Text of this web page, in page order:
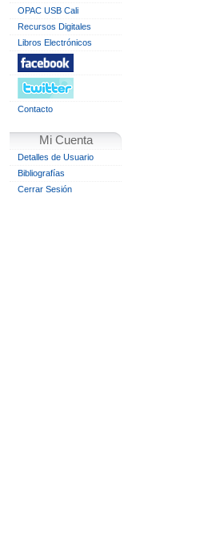
OPAC USB Cali
Recursos Digitales
Libros Electrónicos
Contacto
Mi Cuenta
Detalles de Usuario
Bibliografías
Cerrar Sesión